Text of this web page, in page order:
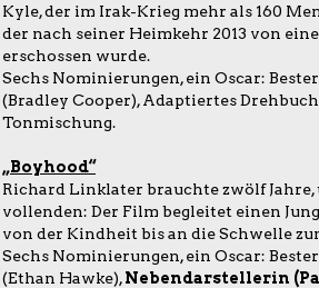
Kyle, der im Irak-Krieg mehr als 160
der nach seiner Heimkehr 2013 von
erschossen wurde.
Sechs Nominierungen, ein Oscar:
(Bradley Cooper), Adaptiertes
Tonmischung.
„Boyhood“
Richard Linklater brauchte zwölf Jahre,
vollenden: Der Film begleitet einen
von der Kindheit bis an die Schwelle
Sechs Nominierungen, ein Oscar:
(Ethan Hawke),Nebendarstellerin